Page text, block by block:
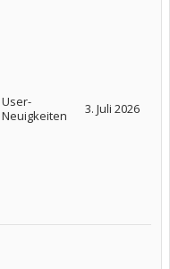
User-
Neuigkeiten
3. Juli 2026